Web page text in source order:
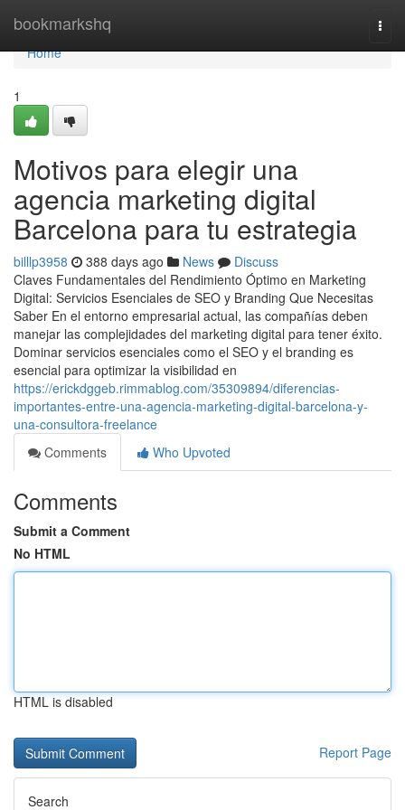
bookmarkshq
Home
Home
1
Motivos para elegir una
agencia marketing digital
Barcelona para tu estrategia
billlp3958 388 days ago News
Discuss
Claves Fundamentales del Rendimiento Óptimo en Marketing
Digital: Servicios Esenciales de SEO y Branding Que Necesitas
Saber En el entorno empresarial actual, las compañías deben
manejar las complejidades del marketing digital para tener éxito.
Dominar servicios esenciales como el SEO y el branding es
esencial para optimizar la visibilidad en
https://erickdggeb.rimmablog.com/35309894/diferencias-
importantes-entre-una-agencia-marketing-digital-barcelona-y-
una-consultora-freelance
Comments
Who Upvoted
Comments
Submit a Comment
No HTML
HTML is disabled
Report Page
Search